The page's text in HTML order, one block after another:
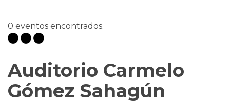
0 eventos encontrados.
Auditorio Carmelo
Gómez Sahagún